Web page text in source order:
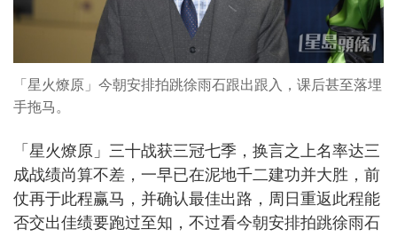
「星火燎原」今朝安排拍跳徐雨石跟出跟入，课后甚至落埋
手拖马。
「星火燎原」三十战获三冠七季，换言之上名率达三
成战绩尚算不差，一早已在泥地千二建功并大胜，前
仗再于此程赢马，并确认最佳出路，周日重返此程能
否交出佳绩要跑过至知，不过看今朝安排拍跳徐雨石